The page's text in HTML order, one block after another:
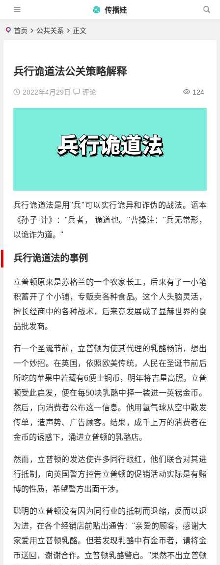
传播娃
首页 公共关系 正文
兵行诡道法公关策略解释
2022年4月29日 评论 124
兵行诡道法是用"兵"可以实行诡异和诈伪的战法。语本
《孙子·计》："兵者， 诡道也。"曹操注："兵无常形，
以诡诈为道。"
兵行诡道法的事例
立普顿原来是苏格兰的一个农家长工，后来有了一小笔
积蓄开了个小铺，专贩卖各种食品。这个人头脑灵活，
擅长经商中的各种战术，后来竟发展成了显赫世界的食
品批发商。
有一个圣诞节前，立普顿为使其代理的乳酪畅销，想出
一个妙招。在英国，依照欧美传统，人民在圣诞节前后
所吃的苹果中若藏有6便士铜币，明年将吉星高照。立普
顿受此启发，便在每50块乳酪中择一装进一英镑金币。
然后，向消费者公布这一信息。他用氢气球从空中散发
传单，造声势、广告顾客。结果，成千上万的消费者在
金币的诱惑下，涌进立普顿的乳酪店。
然而，立普顿的发达使许多同行眼红，他们联合对其进
行抵制，向英国警方控告立普顿的促销活动实际是有赌
博的性质，希望警方出面干涉。
聪明的立普顿没有因为同行业的抵制而退缩，反而以退
为进，在各个经销店前贴出通告："亲爱的顾客，感谢大
家爱用立普顿乳酪。但若发现乳酪中有金币者，请将金
币送回，谢谢合作。立普顿乳酪警启。"果然不出立普顿